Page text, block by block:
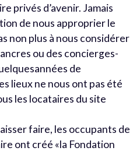
privés d’avenir. Jamais
de nous approprier le
non plus à nous considérer
ou des concierges-
de
lieux ne nous ont pas été
les locataires du site
faire, les occupants de
ont créé «la Fondation